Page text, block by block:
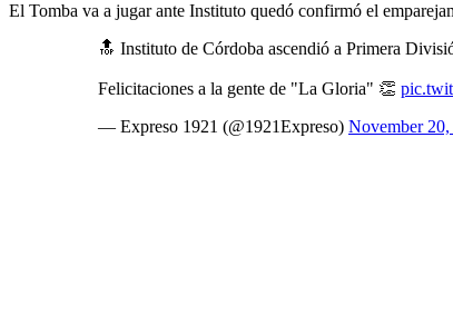
El Tomba va a jugar ante Instituto quedó confirmó el
🔝 Instituto de Córdoba ascendió a Primera
Felicitaciones a la gente de "La Gloria" 👏
— Expreso 1921 (@1921Expreso) November